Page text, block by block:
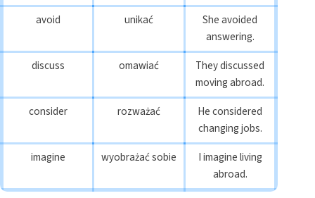
avoid
unikać
She avoided
answering.
discuss
omawiać
They discussed
moving abroad.
consider
rozważać
He considered
changing jobs.
imagine
wyobrażać sobie
I imagine living
abroad.